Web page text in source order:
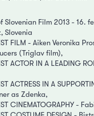
Slovenian Film 2013 - 16.
Slovenia
FILM - Aiken Veronika
(Triglav film),
ACTOR IN A LEADING
ACTRESS IN A
as Zdenka,
CINEMATOGRAPHY -